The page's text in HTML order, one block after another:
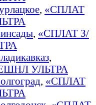
, «СПЛАТ
, «СПЛАТ З/
,
УЛЬТРА
, «СПЛАТ